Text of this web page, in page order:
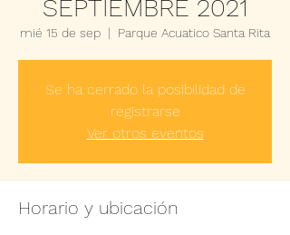
SEPTIEMBRE 2021
mié 15 de sep
  |
Parque Acuatico Santa Rita
Se ha cerrado la posibilidad de
registrarse
Ver otros eventos
Horario y ubicación